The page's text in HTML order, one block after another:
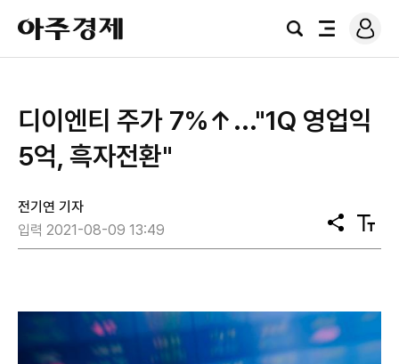
아
주
경
검
전
로
그
디이엔티 주가 7%↑..."1Q 영업익
5억, 흑자전환"
전기연 기자
입력 2021-08-09 13:49
공
유
텍
스